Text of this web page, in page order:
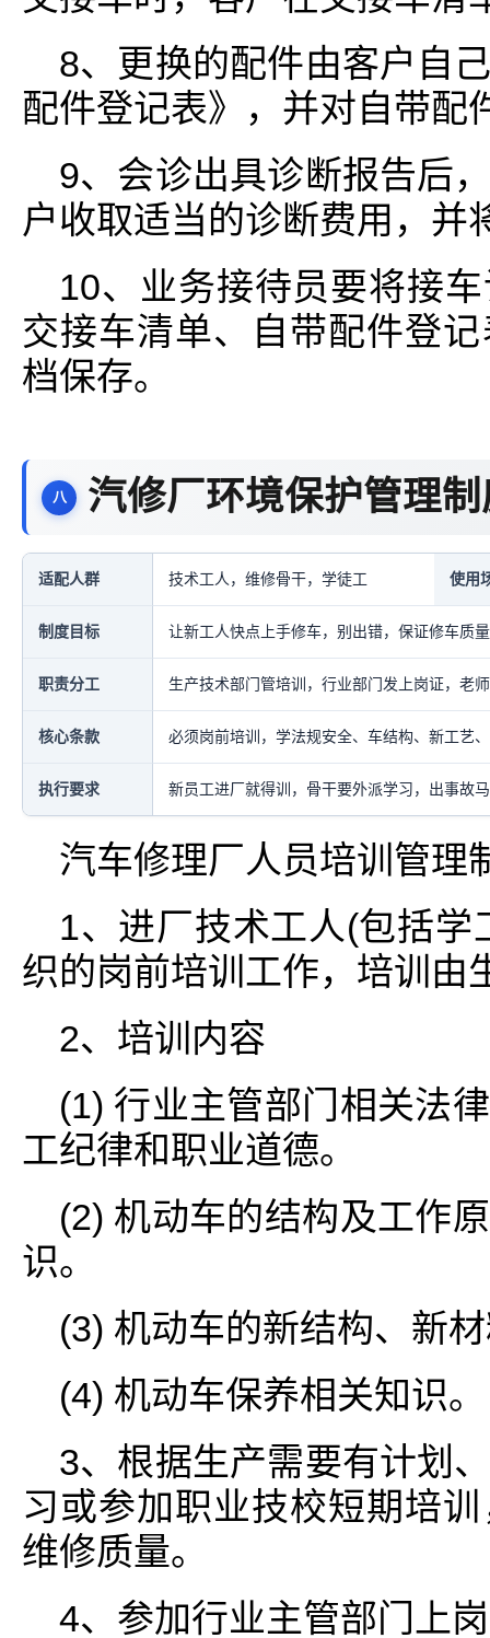
8、更换的配件由客户自
配件登记表》，并对自带配
9、会诊出具诊断报告后
户收取适当的诊断费用，并
10、业务接待员要将接
交接车清单、自带配件登
档保存。
汽修厂环境保护管理
适配人群 技术工人，维修骨干，学徒工 使用
制度目标 让新工人快点上手修车，别出错，保证修车质
职责分工 生产技术部门管培训，行业部门发上岗证，老
核心条款 必须岗前培训，学法规安全、车结构、新工艺
执行要求 新员工进厂就得训，骨干要外派学习，出事故
汽车修理厂人员培训管理
1、进厂技术工人(包括
织的岗前培训工作，培训由
2、培训内容
(1) 行业主管部门相关法
工纪律和职业道德。
(2) 机动车的结构及工作
识。
(3) 机动车的新结构、新
(4) 机动车保养相关知识。
3、根据生产需要有计划
习或参加职业技校短期培
维修质量。
4、参加行业主管部门上